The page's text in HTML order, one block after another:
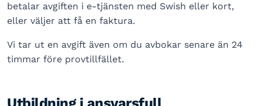
betalar avgiften i e-tjänsten med Swish eller kort,
eller väljer att få en faktura.
Vi tar ut en avgift även om du avbokar senare än 24
timmar före provtillfället.